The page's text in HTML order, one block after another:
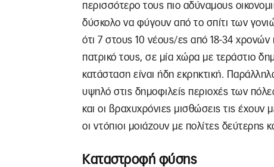
περισσότερο τους πιο αδύναμους
δύσκολο να φύγουν από το σπίτι των
ότι 7 στους 10 νέους/ες από 18-34 χρονών
πατρικό τους, σε μία χώρα με τεράστιο
κατάσταση είναι ήδη εκρηκτική.
υψηλό στις δημοφιλείς περιοχές των
και οι βραχυχρόνιες μισθώσεις τις έχουν
οι ντόπιοι μοιάζουν με πολίτες δεύτερης
Καταστροφή φύσης